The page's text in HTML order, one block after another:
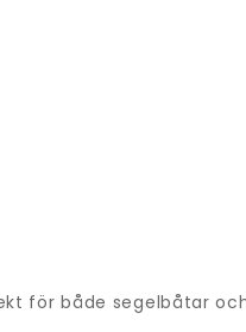
för både segelbåtar